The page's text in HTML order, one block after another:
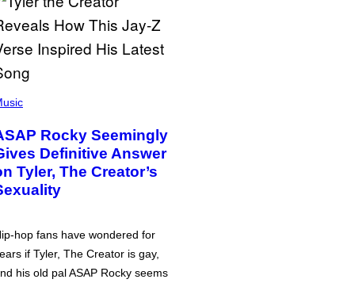
Rocky Seemingly
Definitive Answer
Tyler, The Creator’s
hop fans have wondered for
if Tyler, The Creator is gay,
his old pal ASAP Rocky seems